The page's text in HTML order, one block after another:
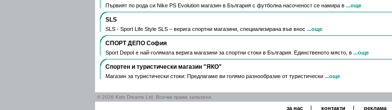
Първият по рода си Nike PS Evolution магазин в България с футболна насоченост се намира в ...още
SLS
SLS - Sport Life Style SLS – верига спортни магазини, специализирана във внос ...още
СПОРТ ДЕПО София
Sport Depot е най-голямата верига магазини за спортни стоки в България. Единственото място, в ...още
Спортен и туристически магазин "ЯКО"
Магазин за туристически стоки: Предлагаме ви голямо разнообразие от туристически ...още
© 2026 Kids Dreams Ltd. Всички права запазени.
за нас контакти реклама